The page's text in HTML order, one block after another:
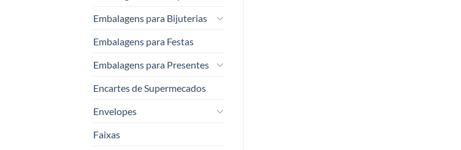
Embalagens para Bijuterias
Embalagens para Festas
Embalagens para Presentes
Encartes de Supermecados
Envelopes
Faixas